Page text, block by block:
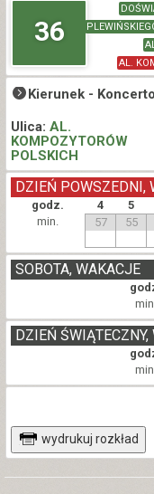
36
AL.
Kierunek -
Ulica: AL.
KOMPOZYTORÓW
POLSKICH
godz. 4 5
DZIEŃ POWSZEDNI,
min. 57 55
SOBOTA, WAKACJE
min.
DZIEŃ ŚWIĄTECZNY,
min.
wydrukuj rozkład